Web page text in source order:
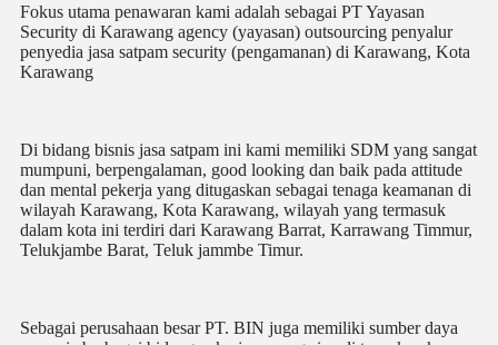
Fokus utama penawaran kami adalah sebagai PT Yayasan
Security di Karawang agency (yayasan) outsourcing penyalur
penyedia jasa satpam security (pengamanan) di Karawang, Kota
Karawang
Di bidang bisnis jasa satpam ini kami memiliki SDM yang sangat
mumpuni, berpengalaman, good looking dan baik pada attitude
dan mental pekerja yang ditugaskan sebagai tenaga keamanan di
wilayah Karawang, Kota Karawang, wilayah yang termasuk
dalam kota ini terdiri dari Karawang Barrat, Karrawang Timmur,
Telukjambe Barat, Teluk jammbe Timur.
Sebagai perusahaan besar PT. BIN juga memiliki sumber daya